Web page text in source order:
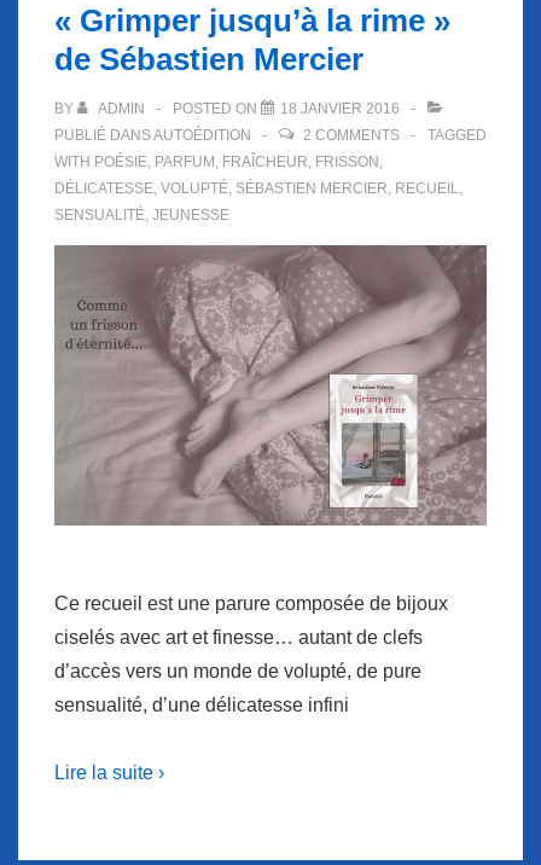
« Grimper jusqu’à la rime »
de Sébastien Mercier
BY ADMIN POSTED ON
18 JANVIER 2016
PUBLIÉ DANSAUTOÉDITION 2 COMMENTS
TAGGED
WITH POÉSIE PARFUM FRAÎCHEUR FRISSON
DÉLICATESSE VOLUPTÉ SÉBASTIEN MERCIER RECUEIL
SENSUALITÉ JEUNESSE
Ce recueil est une parure composée de bijoux
ciselés avec art et finesse… autant de clefs
d’accès vers un monde de volupté, de pure
sensualité, d’une délicatesse infini
Lire la suite ›